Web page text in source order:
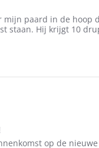
mijn paard in de hoop
staan. Hij krijgt 10
op de